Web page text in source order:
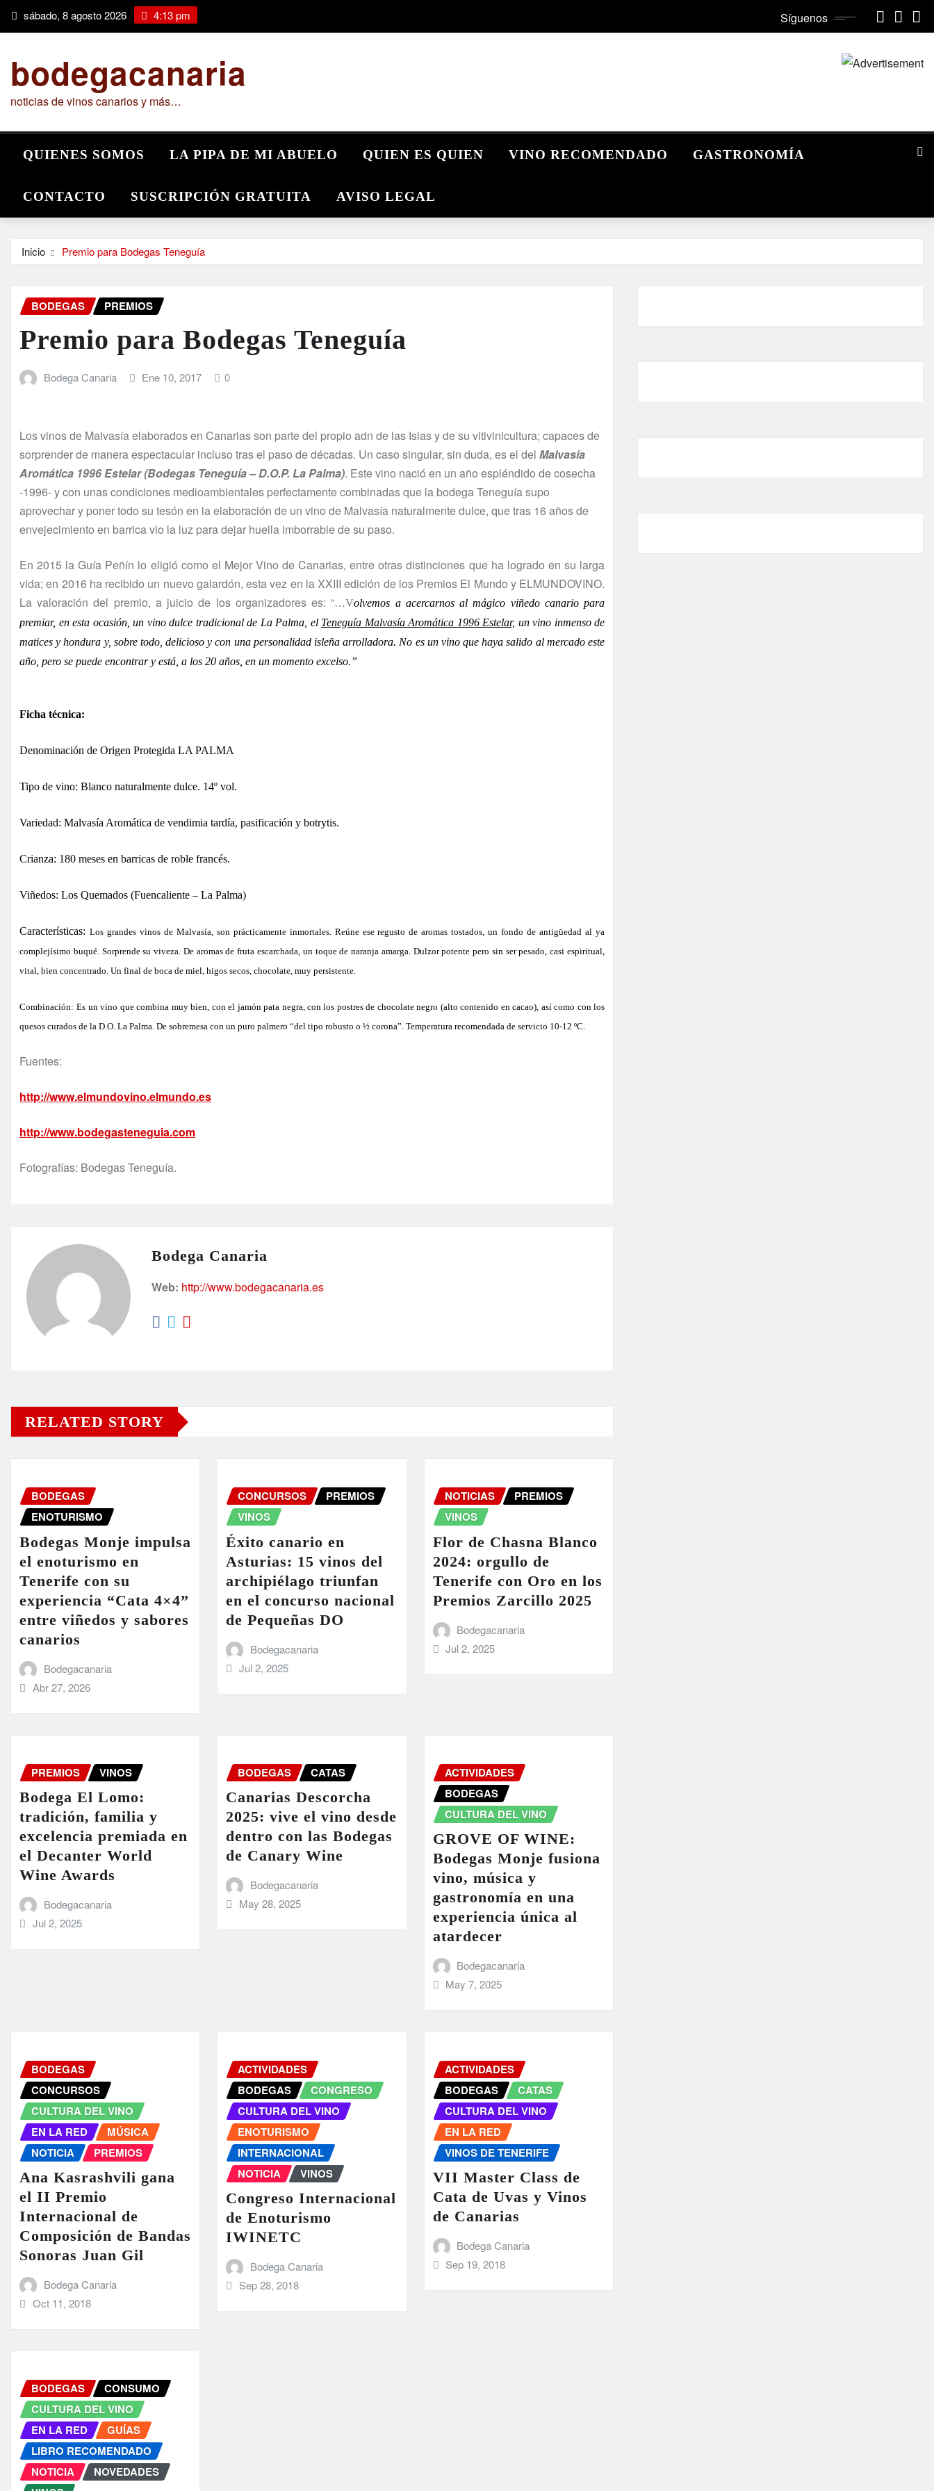
Saltar sábado, 8 agosto 2026 4:13 pm Síguenos
bodegacanaria
noticias de vinos canarios y más…
QUIENES SOMOS LA PIPA DE MI ABUELO QUIEN ES QUIEN VINO RECOMENDADO GASTRONOMÍA
CONTACTO SUSCRIPCIÓN GRATUITA AVISO LEGAL
Inicio Premio para Bodegas Teneguía
BODEGAS PREMIOS
Premio para Bodegas Teneguía
Bodega Canaria Ene 10, 2017 0
Los vinos de Malvasía elaborados en Canarias son parte del propio adn de las Islas y de su vitivinicultura; capaces de
sorprender de manera espectacular incluso tras el paso de décadas. Un caso singular, sin duda, es el del Malvasía
Aromática 1996 Estelar (Bodegas Teneguía – D.O.P. La Palma). Este vino nació en un año espléndido de cosecha
-1996- y con unas condiciones medioambientales perfectamente combinadas que la bodega Teneguía supo
aprovechar y poner todo su tesón en la elaboración de un vino de Malvasía naturalmente dulce, que tras 16 años de
envejecimiento en barrica vio la luz para dejar huella imborrable de su paso.
En 2015 la Guía Peñín lo eligió como el Mejor Vino de Canarias, entre otras distinciones que ha logrado en su larga
vida; en 2016 ha recibido un nuevo galardón, esta vez en la XXIII edición de los Premios El Mundo y ELMUNDOVINO.
La valoración del premio, a juicio de los organizadores es: “…Volvemos a acercarnos al mágico viñedo canario para
premiar, en esta ocasión, un vino dulce tradicional de La Palma, el Teneguía Malvasía Aromática 1996 Estelar, un vino inmenso de
matices y hondura y, sobre todo, delicioso y con una personalidad isleña arrolladora. No es un vino que haya salido al mercado este
año, pero se puede encontrar y está, a los 20 años, en un momento excelso.”
Ficha técnica:
Denominación de Origen Protegida LA PALMA
Tipo de vino: Blanco naturalmente dulce. 14º vol.
Variedad: Malvasía Aromática de vendimia tardía, pasificación y botrytis.
Crianza: 180 meses en barricas de roble francés.
Viñedos: Los Quemados (Fuencaliente – La Palma)
Características: Los grandes vinos de Malvasía, son prácticamente inmortales. Reúne ese regusto de aromas tostados, un fondo de antigüedad al ya
complejísimo buqué. Sorprende su viveza. De aromas de fruta escarchada, un toque de naranja amarga. Dulzor potente pero sin ser pesado, casi espiritual,
vital, bien concentrado. Un final de boca de miel, higos secos, chocolate, muy persistente.
Combinación: Es un vino que combina muy bien, con el jamón pata negra, con los postres de chocolate negro (alto contenido en cacao), así como con los
quesos curados de la D.O. La Palma. De sobremesa con un puro palmero “del tipo robusto o ½ corona”. Temperatura recomendada de servicio 10-12 ºC.
Fuentes:
http://www.elmundovino.elmundo.es
http://www.bodegasteneguia.com
Fotografías: Bodegas Teneguía.
Bodega Canaria
Web: http://www.bodegacanaria.es
RELATED STORY
BODEGAS
ENOTURISMO
Bodegas Monje impulsa
el enoturismo en
Tenerife con su
experiencia “Cata 4×4”
entre viñedos y sabores
canarios
Bodegacanaria
Abr 27, 2026
CONCURSOS
PREMIOS
VINOS
Éxito canario en
Asturias: 15 vinos del
archipiélago triunfan
en el concurso nacional
de Pequeñas DO
Bodegacanaria
Jul 2, 2025
NOTICIAS
PREMIOS
VINOS
Flor de Chasna Blanco
2024: orgullo de
Tenerife con Oro en los
Premios Zarcillo 2025
Bodegacanaria
Jul 2, 2025
PREMIOS VINOS
Bodega El Lomo:
tradición, familia y
excelencia premiada en
el Decanter World
Wine Awards
Bodegacanaria
Jul 2, 2025
BODEGAS CATAS
Canarias Descorcha
2025: vive el vino desde
dentro con las Bodegas
de Canary Wine
Bodegacanaria
May 28, 2025
ACTIVIDADES
BODEGAS
CULTURA DEL VINO
GROVE OF WINE:
Bodegas Monje fusiona
vino, música y
gastronomía en una
experiencia única al
atardecer
Bodegacanaria
May 7, 2025
BODEGAS
CONCURSOS
CULTURA DEL VINO
EN LA RED
MÚSICA
NOTICIA
PREMIOS
Ana Kasrashvili gana
el II Premio
Internacional de
Composición de Bandas
Sonoras Juan Gil
Bodega Canaria
Oct 11, 2018
ACTIVIDADES
BODEGAS
CONGRESO
CULTURA DEL VINO
ENOTURISMO
INTERNACIONAL
NOTICIA
VINOS
Congreso Internacional
de Enoturismo
IWINETC
Bodega Canaria
Sep 28, 2018
ACTIVIDADES
BODEGAS
CATAS
CULTURA DEL VINO
EN LA RED
VINOS DE TENERIFE
VII Master Class de
Cata de Uvas y Vinos
de Canarias
Bodega Canaria
Sep 19, 2018
BODEGAS
CONSUMO
CULTURA DEL VINO
EN LA RED
GUÍAS
LIBRO RECOMENDADO
NOTICIA
NOVEDADES